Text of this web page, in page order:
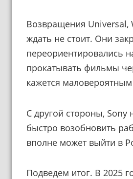
Возвращения Universal,
ждать не стоит. Они
переориентировались
прокатывать фильмы
кажется
С другой стороны, Sony
быстро возобновить
вполне может выйти в
Подведем итог. В 2025